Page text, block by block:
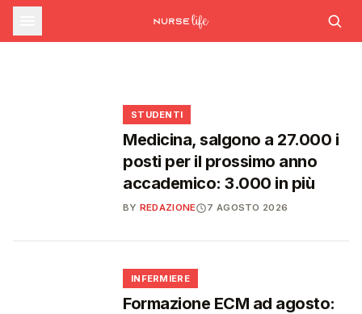
sfide che decideranno il futuro del
Ssn
Decreto PA e sanità: nuovo commissario per
le scorte Covid, liste d'attesa al Siveas e
INFERMIERE
Decreto PA: nuove regole per scorte Covid,
STUDENTI
Medicina, salgono a 27.000 i
posti per il prossimo anno
accademico: 3.000 in più
BY REDAZIONE 7 AGOSTO 2026
INFERMIERE
Formazione ECM ad agosto: